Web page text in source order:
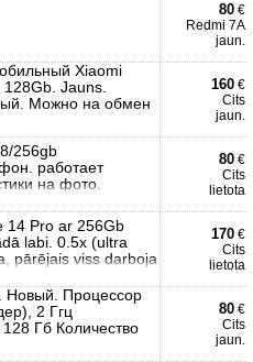
80 €
Redmi 7A
jaun.
Xiaomi
Jauns.
Можно на обмен
160 €
Cits
jaun.
256gb
работает
на фото.
80 €
Cits
lietota
14 Pro ar 256Gb
labi. 0.5x (ultra
pārējais viss darboja
170 €
Cits
lietota
Новый. Процессор
2 Ггц
Гб Количество
80 €
Cits
jaun.